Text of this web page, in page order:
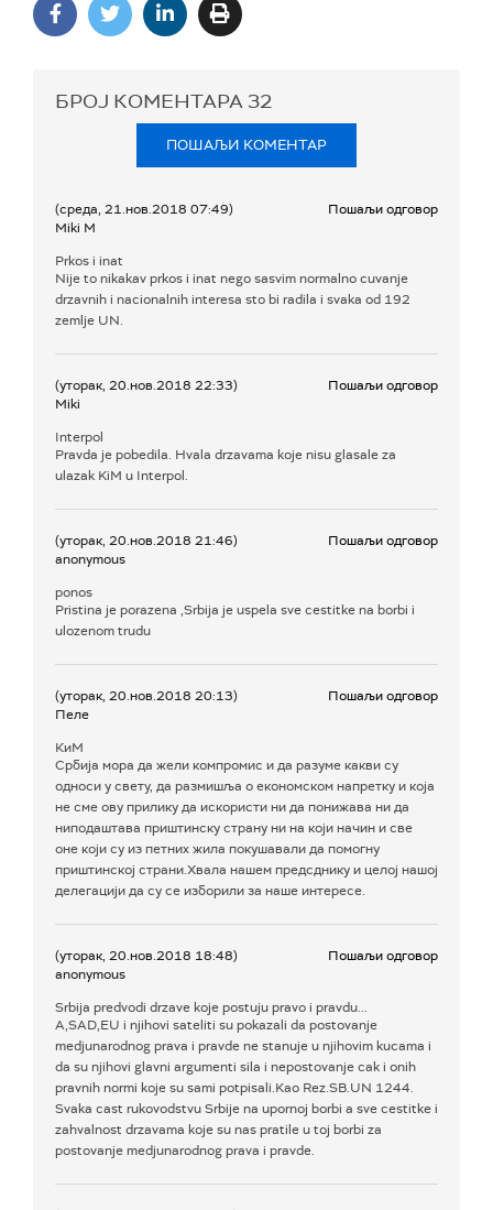
БРОЈ КОМЕНТАРА 32
ПОШАЉИ КОМЕНТАР
(среда, 21.нов.2018 07:49)
Miki M
Пошаљи одговор
Prkos i inat
Nije to nikakav prkos i inat nego sasvim normalno cuvanje
drzavnih i nacionalnih interesa sto bi radila i svaka od 192
zemlje UN.
(уторак, 20.нов.2018 22:33)
Miki
Пошаљи одговор
Interpol
Pravda je pobedila. Hvala drzavama koje nisu glasale za
ulazak KiM u Interpol.
(уторак, 20.нов.2018 21:46)
anonymous
Пошаљи одговор
ponos
Pristina je porazena ,Srbija je uspela sve cestitke na borbi i
ulozenom trudu
(уторак, 20.нов.2018 20:13)
Пеле
Пошаљи одговор
КиМ
Србија мора да жели компромис и да разуме какви су
односи у свету, да размишља о економском напретку и која
не сме ову прилику да искористи ни да понижава ни да
ниподаштава приштинску страну ни на који начин и све
оне који су из петних жила покушавали да помогну
приштинској страни.Хвала нашем предсднику и целој нашој
делегацији да су се изборили за наше интересе.
(уторак, 20.нов.2018 18:48)
anonymous
Пошаљи одговор
Srbija predvodi drzave koje postuju pravo i pravdu...
A,SAD,EU i njihovi sateliti su pokazali da postovanje
medjunarodnog prava i pravde ne stanuje u njihovim kucama i
da su njihovi glavni argumenti sila i nepostovanje cak i onih
pravnih normi koje su sami potpisali.Kao Rez.SB.UN 1244.
Svaka cast rukovodstvu Srbije na upornoj borbi a sve cestitke i
zahvalnost drzavama koje su nas pratile u toj borbi za
postovanje medjunarodnog prava i pravde.